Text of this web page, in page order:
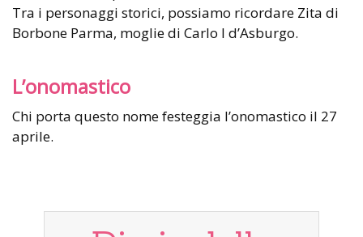
Tra i personaggi storici, possiamo ricordare Zita di
Borbone Parma, moglie di Carlo I d’Asburgo.
L’onomastico
Chi porta questo nome festeggia l’onomastico il 27
aprile.